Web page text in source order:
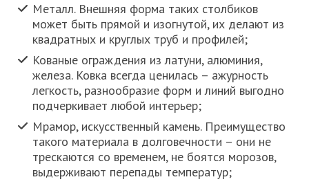
Металл. Внешняя форма таких столбиков
может быть прямой и изогнутой, их делают из
квадратных и круглых труб и профилей;
Кованые ограждения из латуни, алюминия,
железа. Ковка всегда ценилась – ажурность
легкость, разнообразие форм и линий выгодно
подчеркивает любой интерьер;
Мрамор, искусственный камень. Преимущество
такого материала в долговечности – они не
трескаются со временем, не боятся морозов,
выдерживают перепады температур;